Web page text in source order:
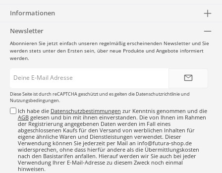
Informationen
Newsletter
Abonnieren Sie jetzt einfach unseren regelmäßig erscheinenden Newsletter und Sie
werden stets unter den Ersten sein, über neue Produkte und Angebote informiert
werden.
Mail-
Diese Seite ist durch reCAPTCHA geschützt und es gelten dieDatenschutzrichtlinieund
Nutzungsbedingungen.
Ich habe die Datenschutzbestimmungen zur Kenntnis genommen und die
AGBgelesen und bin mit ihnen einverstanden. Die von Ihnen im Rahmen
der Registrierung angegebenen Daten werden im Fall eines
abgeschlossenen Kaufs für den Versand von werblichen Inhalten für
eigene ähnliche Waren und Dienstleistungen verwendet. Dieser
Verwendung können Sie jederzeit per Mail an info@futura-shop.de
widersprechen, ohne dass hierfür andere als die Übermittlungskosten
nach den Basistarifen anfallen. Hierauf werden wir Sie auch bei jeder
Verwendung Ihrer E-Mail-Adresse zu diesem Zweck noch einmal
hinweisen.